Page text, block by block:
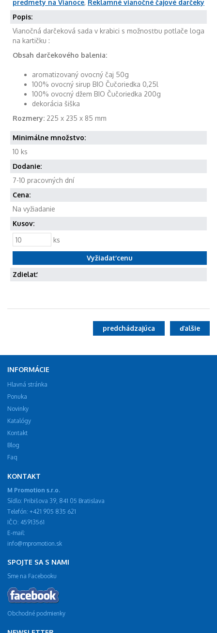
predmety na Vianoce, Reklamné vianočné čajové darčeky
Popis:
Vianočná darčeková sada v krabici s možnosťou potlače loga
na kartičku :
Obsah darčekového balenia:
aromatizovaný ovocný čaj 50g
100% ovocný sirup BIO Čučoriedka 0,25l
100% ovocný džem BIO Čučoriedka 200g
dekorácia šiška
Rozmery: 225 x 235 x 85 mm
Minimálne množstvo:
10 ks
Dodanie:
7-10 pracovných dní
Cena:
Na vyžiadanie
Kusov:
ks
Zdielať:
ďalšie
predchádzajúca
INFORMÁCIE
Hlavná stránka
Ponuka
Novinky
Katalógy
Kontakt
Blog
Faq
KONTAKT
M Promotion s.r.o.
Sídlo: Pribišova 39, 841 05 Bratislava
Telefón: +421 905 835 621
IČO: 45913561
E-mail:
info@mpromotion.sk
SPOJTE SA S NAMI
Sme na Facebooku
Obchodné podmienky